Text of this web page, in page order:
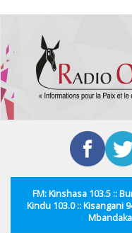
contenu
principal
FM: Kinshasa 103.5 ::
Kindu 103.0 :: Kisangani